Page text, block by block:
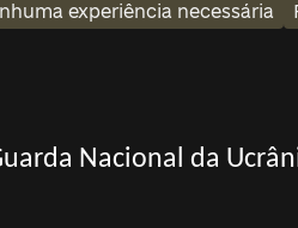
experiência necessária
Nacional da